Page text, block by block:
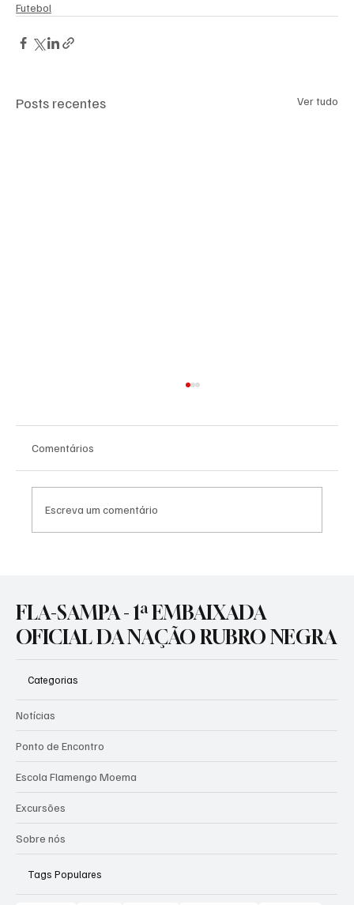
Futebol
Posts recentes Ver tudo
LIDERANÇA DAS MAIORES TORCIDAS DO
BRASIL
Comentários
Escreva um comentário
FLA-SAMPA - 1ª EMBAIXADA
OFICIAL DA NAÇÃO RUBRO NEGRA
Categorias
Notícias
Ponto de Encontro
Escola Flamengo Moema
Excursões
Sobre nós
Tags Populares